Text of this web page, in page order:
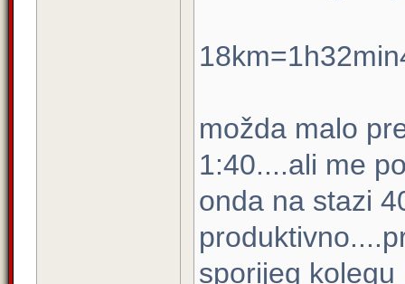
možda malo
1:40....ali me
onda na stazi
sporijeg